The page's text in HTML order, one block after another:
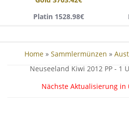
Gold 3703.42€
Platin 1528.98€
Home » Sammlermünzen »
Neuseeland Kiwi 2012 PP - 1
Nächste Aktualisierung in